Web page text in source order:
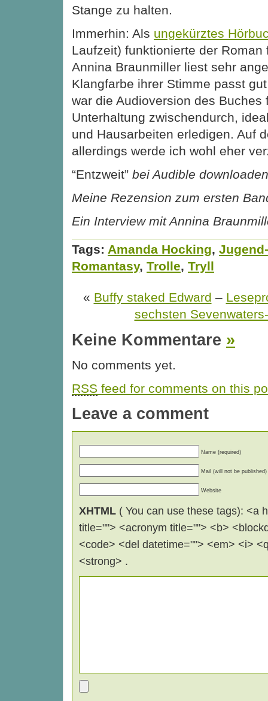
Stange zu halten.
Immerhin: Als ungekürztes
Laufzeit) funktionierte der Roman
Annina Braunmiller liest sehr
Klangfarbe ihrer Stimme passt
war die Audioversion des Buches
Unterhaltung zwischendurch,
und Hausarbeiten erledigen. Auf
allerdings werde ich wohl eher
“Entzweit” bei Audible downloaden
Meine Rezension zum ersten
Ein Interview mit Annina
Tags: Amanda Hocking,
Romantasy, Trolle, Tryll
« Buffy staked Edward –
sechsten
Keine Kommentare »
No comments yet.
RSS feed for comments on this
Leave a comment
Name (required)
Mail (will not be published)
Website
XHTML ( You can use these tags): <a
title=""> <acronym title=""> <b>
<code> <del datetime=""> <em> <i>
<strong> .